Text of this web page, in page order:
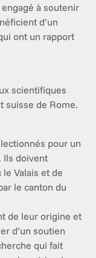
engagé à soutenir
d’un
ont un rapport
scientifiques
suisse de Rome.
pour un
Ils doivent
Valais et de
le canton du
de leur origine et
d’un soutien
qui fait